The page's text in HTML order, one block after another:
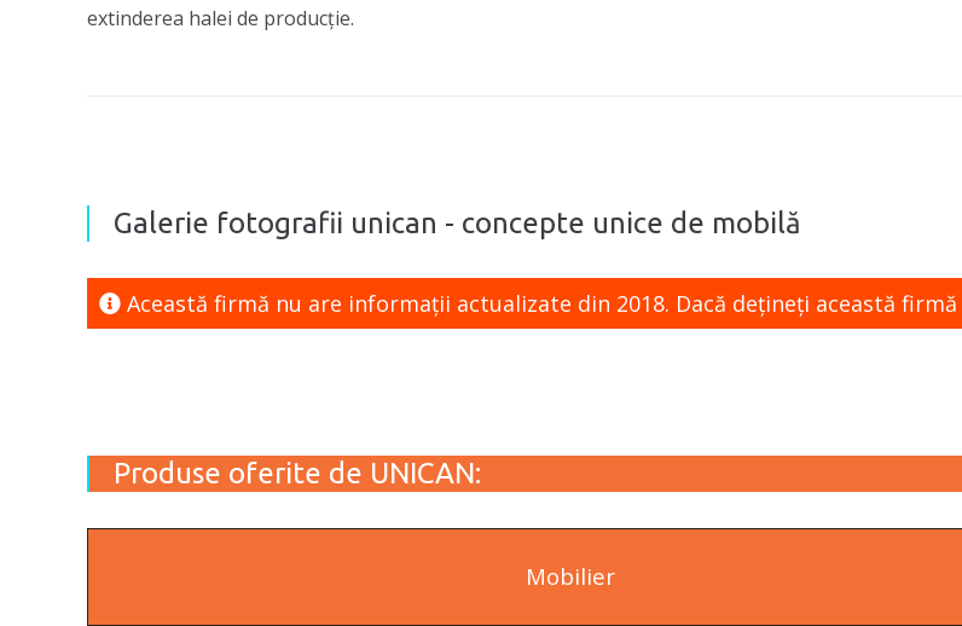
extinderea halei de producție.
Galerie fotografii unican - concepte unice de mobilă
Această firmă nu are informaţii actualizate din 2018. Dacă dețineți această firmă
Produse oferite de UNICAN:
Mobilier